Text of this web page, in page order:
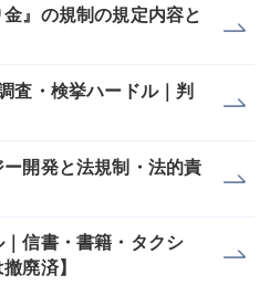
』の規制の規定内容と
査・検挙ハードル｜判
ー開発と法規制・法的責
｜信書・書籍・タクシ
廃済】